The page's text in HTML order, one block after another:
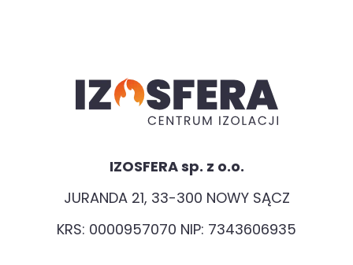
IZOSFERA sp. z o.o.
JURANDA 21, 33-300 NOWY SĄCZ
KRS: 0000957070 NIP: 7343606935